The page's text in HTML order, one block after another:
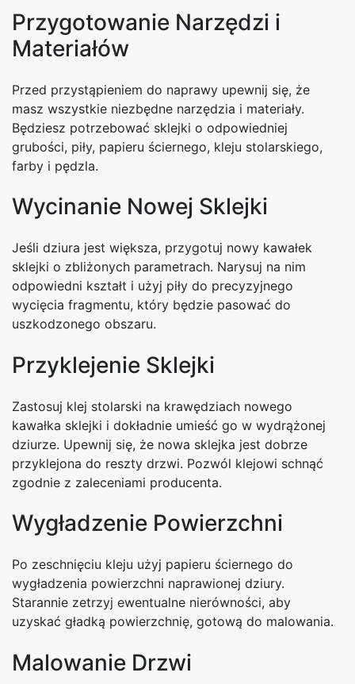
Przygotowanie Narzędzi i
Materiałów
Przed przystąpieniem do naprawy upewnij się, że
masz wszystkie niezbędne narzędzia i materiały.
Będziesz potrzebować sklejki o odpowiedniej
grubości, piły, papieru ściernego, kleju stolarskiego,
farby i pędzla.
Wycinanie Nowej Sklejki
Jeśli dziura jest większa, przygotuj nowy kawałek
sklejki o zbliżonych parametrach. Narysuj na nim
odpowiedni kształt i użyj piły do precyzyjnego
wycięcia fragmentu, który będzie pasować do
uszkodzonego obszaru.
Przyklejenie Sklejki
Zastosuj klej stolarski na krawędziach nowego
kawałka sklejki i dokładnie umieść go w wydrążonej
dziurze. Upewnij się, że nowa sklejka jest dobrze
przyklejona do reszty drzwi. Pozwól klejowi schnąć
zgodnie z zaleceniami producenta.
Wygładzenie Powierzchni
Po zeschnięciu kleju użyj papieru ściernego do
wygładzenia powierzchni naprawionej dziury.
Starannie zetrzyj ewentualne nierówności, aby
uzyskać gładką powierzchnię, gotową do malowania.
Malowanie Drzwi